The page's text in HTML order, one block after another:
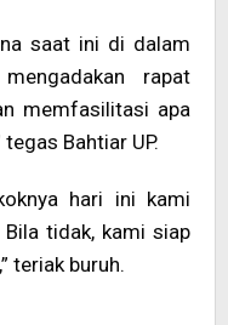
saat ini di dalam
rapat
memfasilitasi apa
Bahtiar UP.
hari ini kami
tidak, kami siap
teriak buruh.